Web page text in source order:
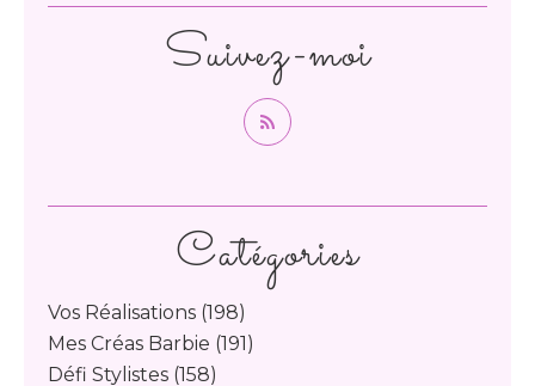
Catégories
Vos Réalisations (198)
Mes Créas Barbie (191)
Défi Stylistes (158)
Suivez-moi